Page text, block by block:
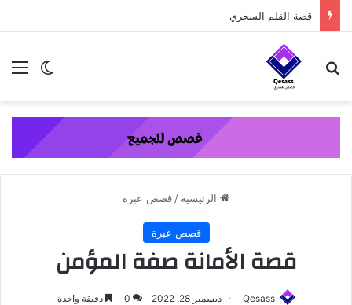
content
قصة القلم السحري
الوضع بحث عن
الرئيسية / قصص عبرة
قصص عبرة
قصة الأمانة صفة المؤمن
Qesass ديسمبر 28, 2022 0 دقيقة واحدة